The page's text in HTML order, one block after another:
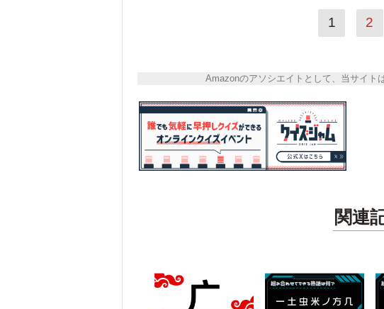
1 2
Amazonのアソシエイトとして、当サイト
関連